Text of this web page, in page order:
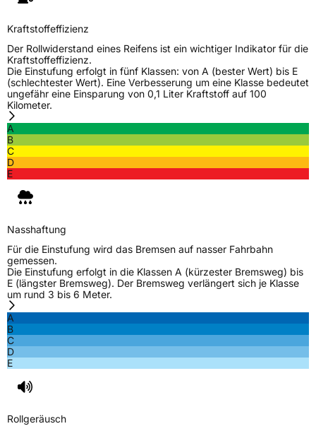
Kraftstoffeffizienz
Der Rollwiderstand eines Reifens ist ein wichtiger Indikator für die
Kraftstoffeffizienz.
Die Einstufung erfolgt in fünf Klassen: von A (bester Wert) bis E
(schlechtester Wert). Eine Verbesserung um eine Klasse bedeutet
ungefähr eine Einsparung von 0,1 Liter Kraftstoff auf 100
Kilometer.
A
B
C
D
E
Nasshaftung
Für die Einstufung wird das Bremsen auf nasser Fahrbahn
gemessen.
Die Einstufung erfolgt in die Klassen A (kürzester Bremsweg) bis
E (längster Bremsweg). Der Bremsweg verlängert sich je Klasse
um rund 3 bis 6 Meter.
A
B
C
D
E
Rollgeräusch